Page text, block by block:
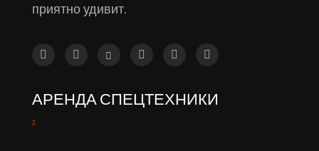
приятно удивит.
АРЕНДА СПЕЦТЕХНИКИ